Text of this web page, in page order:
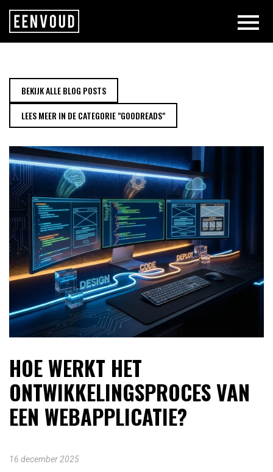
HOE WERKT HET
BEKIJK ALLE BLOG POSTS
LEES MEER IN DE CATEGORIE "GOODREADS"
HOE WERKT HET
ONTWIKKELINGSPROCES VAN
EEN WEBAPPLICATIE?
16 december 2025